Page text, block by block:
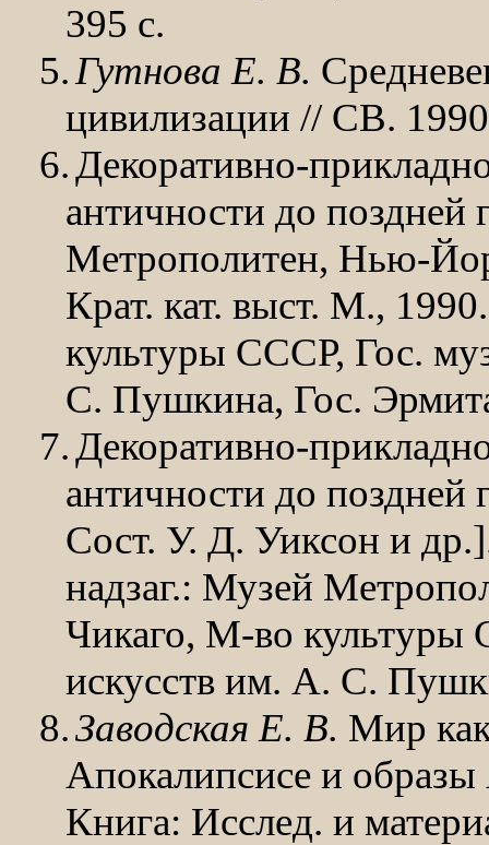
395 с.
5.Гутнова Е. В.
цивилизации // СВ.
6.Декоративно-
античности до
Метрополитен, Нью-
Крат. кат. выст. М.,
культуры СССР, Гос.
С. Пушкина, Гос.
7.Декоративно-
античности до поздней
Сост. У. Д. Уиксон и
надзаг.: Музей
Чикаго, М-во культуры
искусств им. А. С.
8.Заводская Е. В. Мир
Апокалипсисе и
Книга: Исслед. и